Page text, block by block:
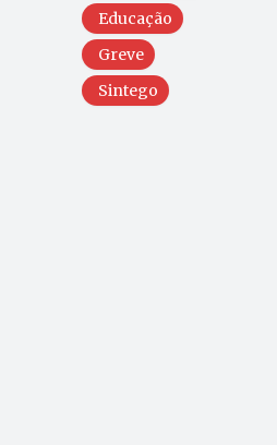
Educação
Greve
Sintego